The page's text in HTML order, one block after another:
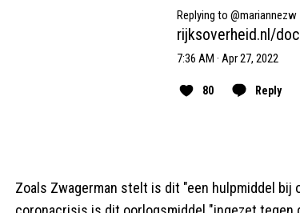
Replying to @mariannezw
rijksoverheid.nl/
7:36 AM · Apr 27, 2022
80 Reply
Zoals Zwagerman stelt is dit "een hulpmiddel bij